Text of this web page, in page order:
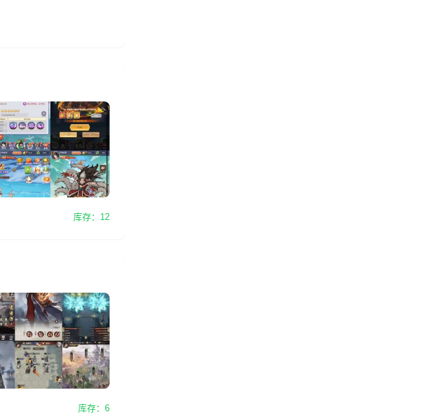
库存：12
库存：6